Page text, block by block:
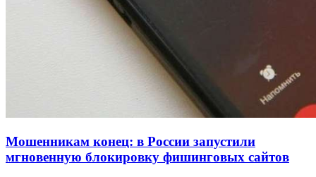
заключены контракты на 3,6 млн долларов
Мошенникам конец: в России запустили
мгновенную блокировку фишинговых сайтов